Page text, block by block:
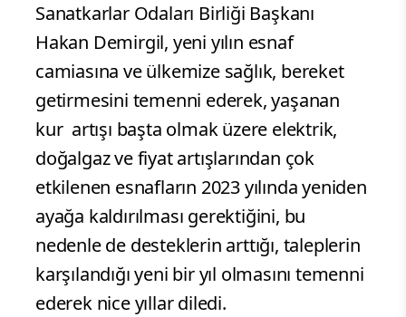
Sanatkarlar Odaları Birliği Başkanı
Hakan Demirgil, yeni yılın esnaf
camiasına ve ülkemize sağlık, bereket
getirmesini temenni ederek, yaşanan
kur artışı başta olmak üzere elektrik,
doğalgaz ve fiyat artışlarından çok
etkilenen esnafların 2023 yılında yeniden
ayağa kaldırılması gerektiğini, bu
nedenle de desteklerin arttığı, taleplerin
karşılandığı yeni bir yıl olmasını temenni
ederek nice yıllar diledi.